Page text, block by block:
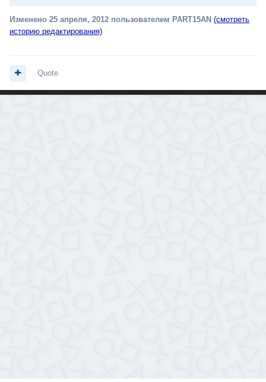
Изменено 25 апреля, 2012 пользователем PART15AN (смотреть
историю редактирования)
Quote